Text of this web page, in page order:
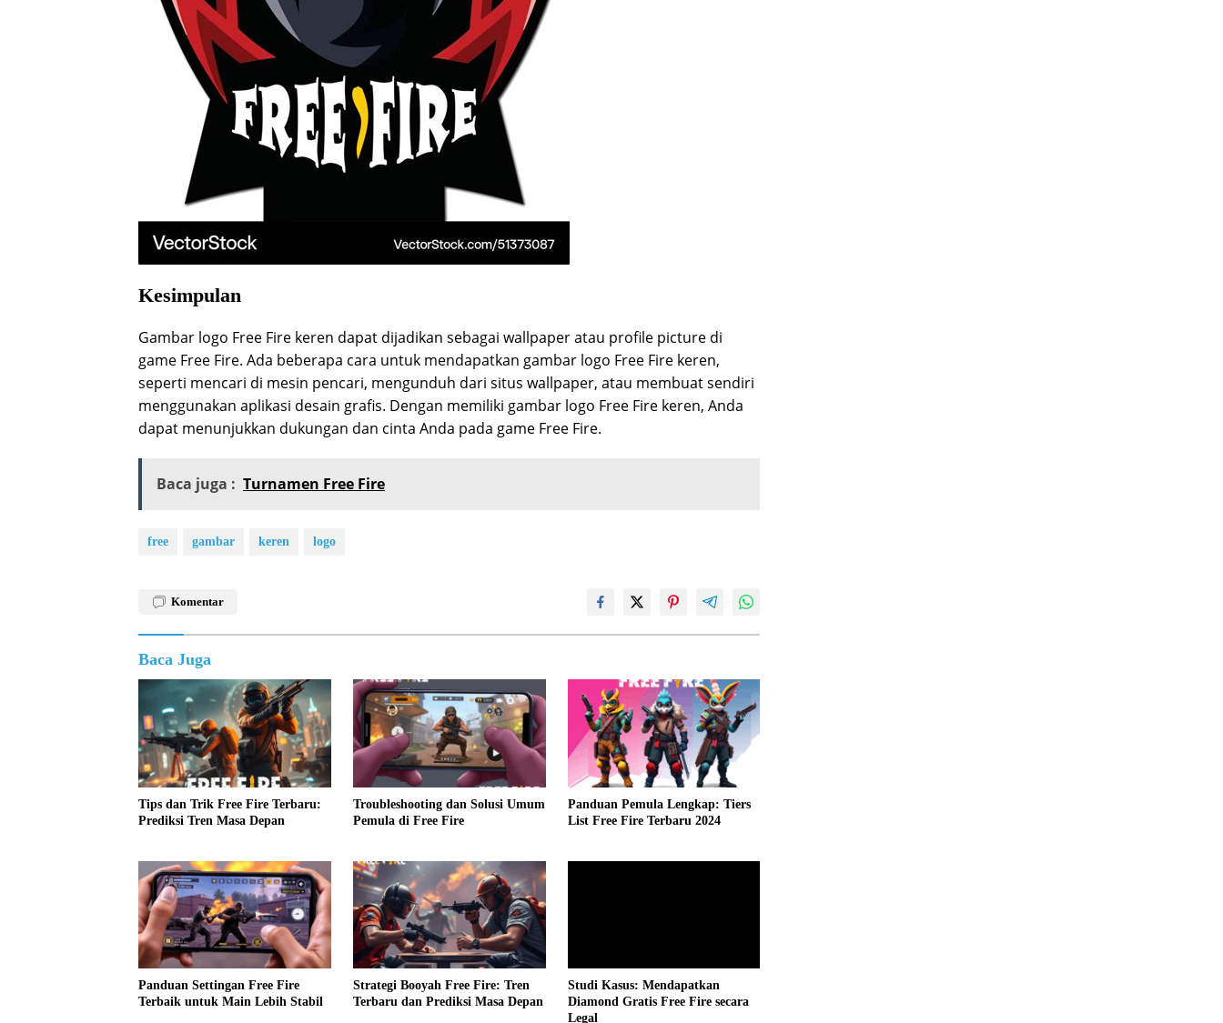
Kesimpulan
Gambar logo Free Fire keren dapat dijadikan sebagai wallpaper atau profile picture di
game Free Fire. Ada beberapa cara untuk mendapatkan gambar logo Free Fire keren,
seperti mencari di mesin pencari, mengunduh dari situs wallpaper, atau membuat sendiri
menggunakan aplikasi desain grafis. Dengan memiliki gambar logo Free Fire keren, Anda
dapat menunjukkan dukungan dan cinta Anda pada game Free Fire.
Baca juga : Turnamen Free Fire
free gambar keren logo
Komentar
Baca Juga
Tips dan Trik Free Fire Terbaru:
Prediksi Tren Masa Depan
Troubleshooting dan Solusi Umum
Pemula di Free Fire
Panduan Pemula Lengkap: Tiers
List Free Fire Terbaru 2024
Panduan Settingan Free Fire
Terbaik untuk Main Lebih Stabil
Strategi Booyah Free Fire: Tren
Terbaru dan Prediksi Masa Depan
Studi Kasus: Mendapatkan
Diamond Gratis Free Fire secara
Legal